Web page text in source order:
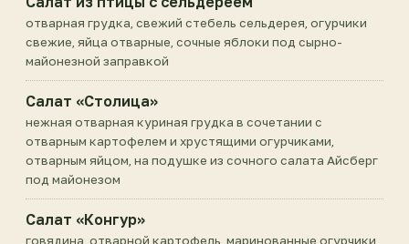
отварная грудка, свежий стебель сельдерея, огурчики
свежие, яйца отварные, сочные яблоки под сырно-
майонезной заправкой
Салат «Столица»
нежная отварная куриная грудка в сочетании с
отварным картофелем и хрустящими огурчиками,
отварным яйцом, на подушке из сочного салата Айсберг
под майонезом
Салат «Конгур»
говядина, отварной картофель, маринованные огурчики